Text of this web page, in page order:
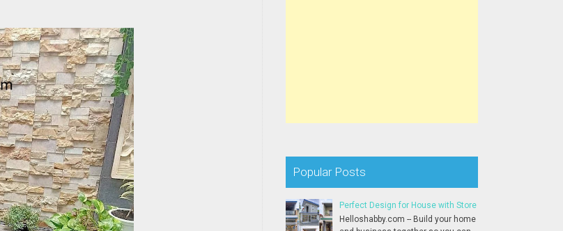
Popular Posts
Perfect Design for House with Store
Helloshabby.com -- Build your home